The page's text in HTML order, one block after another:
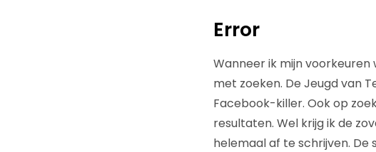
Error
Wanneer ik mijn
met zoeken. De Jeugd van
Facebook-killer. Ook op
resultaten. Wel krijg ik de
helemaal af te schrijven.